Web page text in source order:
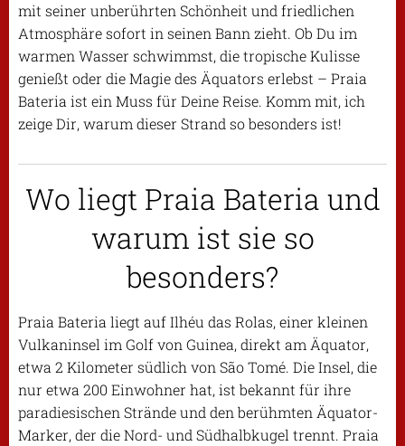
mit seiner unberührten Schönheit und friedlichen
Atmosphäre sofort in seinen Bann zieht. Ob Du im
warmen Wasser schwimmst, die tropische Kulisse
genießt oder die Magie des Äquators erlebst – Praia
Bateria ist ein Muss für Deine Reise. Komm mit, ich
zeige Dir, warum dieser Strand so besonders ist!
Wo liegt Praia Bateria und
warum ist sie so
besonders?
Praia Bateria liegt auf Ilhéu das Rolas, einer kleinen
Vulkaninsel im Golf von Guinea, direkt am Äquator,
etwa 2 Kilometer südlich von São Tomé. Die Insel, die
nur etwa 200 Einwohner hat, ist bekannt für ihre
paradiesischen Strände und den berühmten Äquator-
Marker, der die Nord- und Südhalbkugel trennt. Praia